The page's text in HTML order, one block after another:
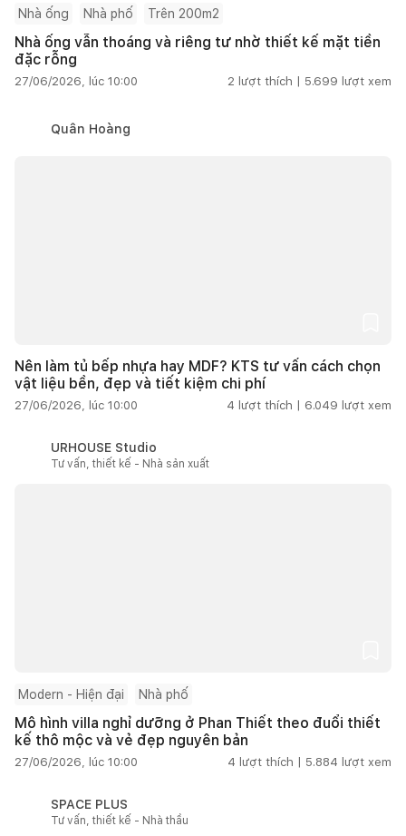
Nhà ống Nhà phố Trên 200m2
Nhà ống vẫn thoáng và riêng tư nhờ thiết kế mặt tiền
đặc rỗng
27/06/2026, lúc 10:00 2 lượt thích | 5.699 lượt xem
Quân Hoàng
Nên làm tủ bếp nhựa hay MDF? KTS tư vấn cách chọn
vật liệu bền, đẹp và tiết kiệm chi phí
27/06/2026, lúc 10:00 4 lượt thích | 6.049 lượt xem
URHOUSE Studio
Tư vấn, thiết kế - Nhà sản xuất
Modern - Hiện đại Nhà phố
Mô hình villa nghỉ dưỡng ở Phan Thiết theo đuổi thiết
kế thô mộc và vẻ đẹp nguyên bản
27/06/2026, lúc 10:00 4 lượt thích | 5.884 lượt xem
SPACE PLUS
Tư vấn, thiết kế - Nhà thầu